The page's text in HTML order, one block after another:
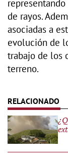
de rayos.
asociadas a
evolución de
trabajo de los
terreno.